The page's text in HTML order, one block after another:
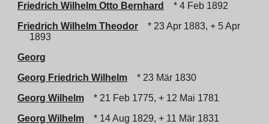
Friedrich Wilhelm Otto Bernhard
* 4 Feb 1892
Friedrich Wilhelm Theodor
* 23 Apr 1883, + 5 Apr
1893
Georg
Georg Friedrich Wilhelm
* 23 Mär 1830
Georg Wilhelm
* 21 Feb 1775, + 12 Mai 1781
Georg Wilhelm
* 14 Aug 1829, + 11 Mär 1831